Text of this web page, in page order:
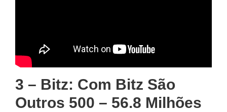
3 – Bitz: Com Bitz São
Outros 500 – 56.8 Milhões